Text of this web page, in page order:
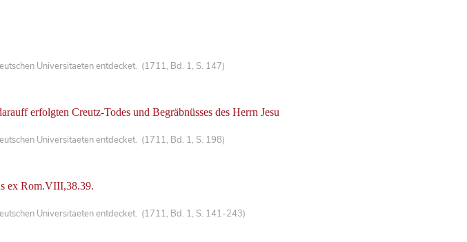
Universitaeten entdecket. (1711, Bd. 1, S. 147)
erfolgten Creutz-Todes und Begräbnüsses des Herrn Jesu
Universitaeten entdecket. (1711, Bd. 1, S. 198)
ex Rom.VIII,38.39.
Universitaeten entdecket. (1711, Bd. 1, S. 141-243)